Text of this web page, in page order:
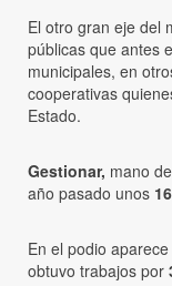
El otro gran eje del
públicas que antes
municipales, en
cooperativas
Estado.
Gestionar, mano
año pasado unos
En el podio aparece
obtuvo trabajos por